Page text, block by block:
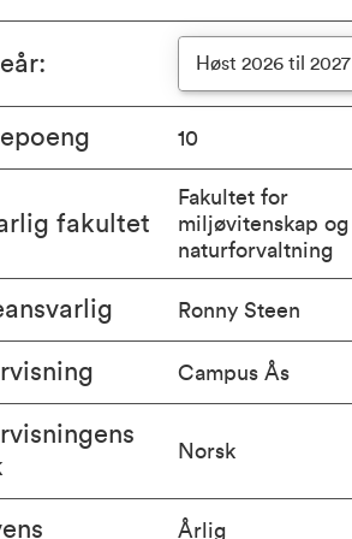
: Høst 2026 til 2027
10
fakultet
Fakultet for
miljøvitenskap og
naturforvaltning
Ronny Steen
Campus Ås
Norsk
Årlig